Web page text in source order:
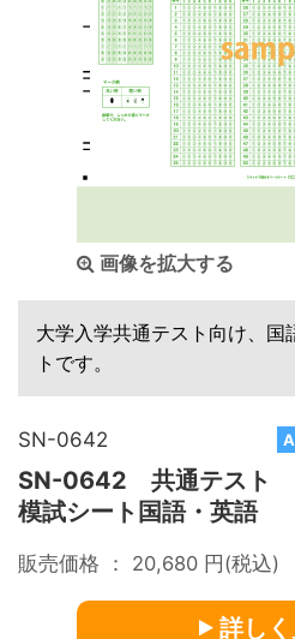
画像を拡大する
大学入学共通テスト向け、国
トです。
SN-0642
SN-0642 共通テスト
模試シート国語・英語
販売価格 ： 20,680 円(税込)
詳しく